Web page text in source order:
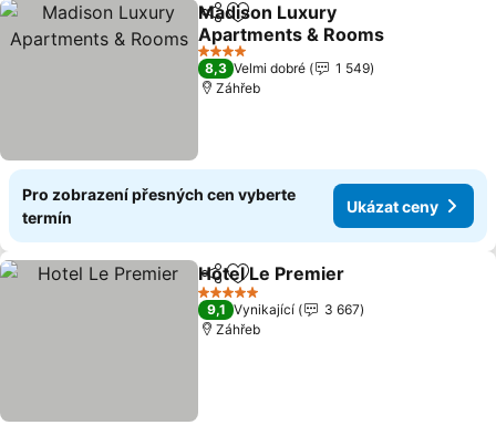
SdíletPřidat na seznam oblíbených
Madison Luxury
Apartments & Rooms
Ukázat ceny
4 Počet hvězdiček
8,3 Velmi dobré
1 549
Záhřeb
Pro zobrazení přesných cen vyberte
termín
Ukázat ceny
SdíletPřidat na seznam oblíbených
Hotel Le Premier
5 Počet hvězdiček
9,1 Vynikající
3 667
Záhřeb